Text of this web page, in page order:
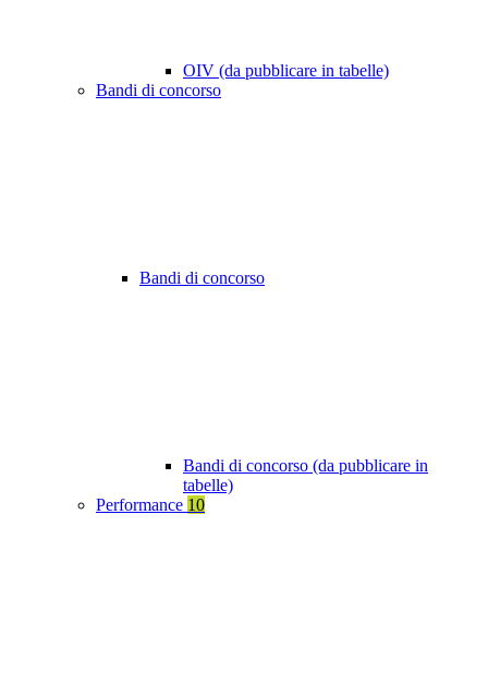
OIV (da pubblicare in tabelle)
Bandi di concorso
Bandi di concorso
Bandi di concorso (da pubblicare in
tabelle)
Performance 10